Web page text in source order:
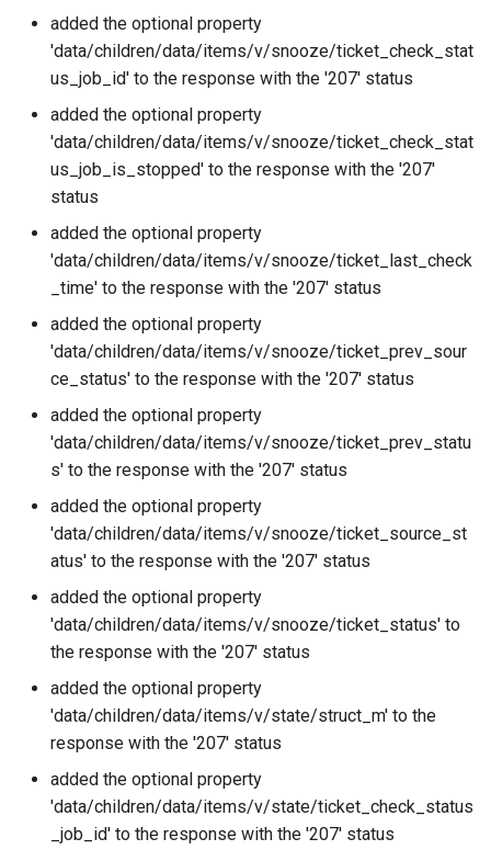
added the optional property
'data/children/data/items/v/snooze/ticket_check_stat
us_job_id' to the response with the '207' status
added the optional property
'data/children/data/items/v/snooze/ticket_check_stat
us_job_is_stopped' to the response with the '207'
status
added the optional property
'data/children/data/items/v/snooze/ticket_last_check
_time' to the response with the '207' status
added the optional property
'data/children/data/items/v/snooze/ticket_prev_sour
ce_status' to the response with the '207' status
added the optional property
'data/children/data/items/v/snooze/ticket_prev_statu
s' to the response with the '207' status
added the optional property
'data/children/data/items/v/snooze/ticket_source_st
atus' to the response with the '207' status
added the optional property
'data/children/data/items/v/snooze/ticket_status' to
the response with the '207' status
added the optional property
'data/children/data/items/v/state/struct_m' to the
response with the '207' status
added the optional property
'data/children/data/items/v/state/ticket_check_status
_job_id' to the response with the '207' status